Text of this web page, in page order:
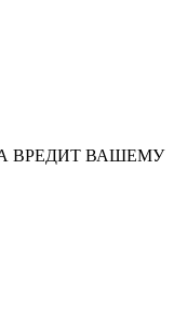
ВРЕДИТ ВАШЕМУ